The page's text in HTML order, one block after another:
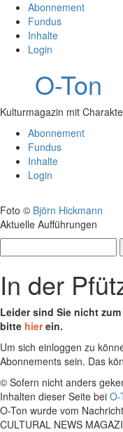
Abonnement
Fundus
Inhalte
Login
O-Ton
Kulturmagazin mit
Abonnement
Fundus
Inhalte
Login
Foto © Björn Hickmann
Aktuelle Aufführungen
nach:
In der
Leider sind Sie nicht
bitte hierein.
Um sich einloggen zu
Abonnements sein. Das
© Sofern nicht anders
Inhalten dieser Seite bei O-
O-Ton wurde vom
CULTURAL NEWS